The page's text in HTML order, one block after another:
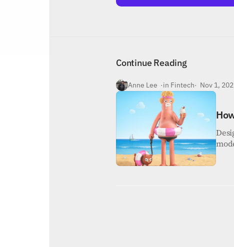
Continue Reading
Anne Lee  ·in Fintech·  Nov 1,